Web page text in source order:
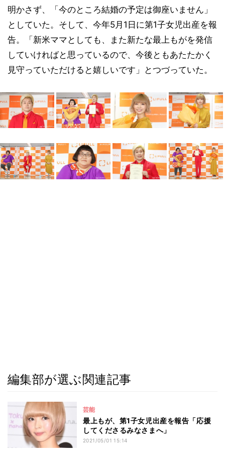
明かさず、「今のところ結婚の予定は御座いません」
としていた。そして、今年5月1日に第1子女児出産を報
告。「新米ママとしても、また新たな最上もがを発信
していければと思っているので、今後ともあたたかく
見守っていただけると嬉しいです」とつづっていた。
編集部が選ぶ関連記事
芸能
最上もが、第1子女児出産を報告「応援
してくださるみなさまへ」
2021/05/01 15:14